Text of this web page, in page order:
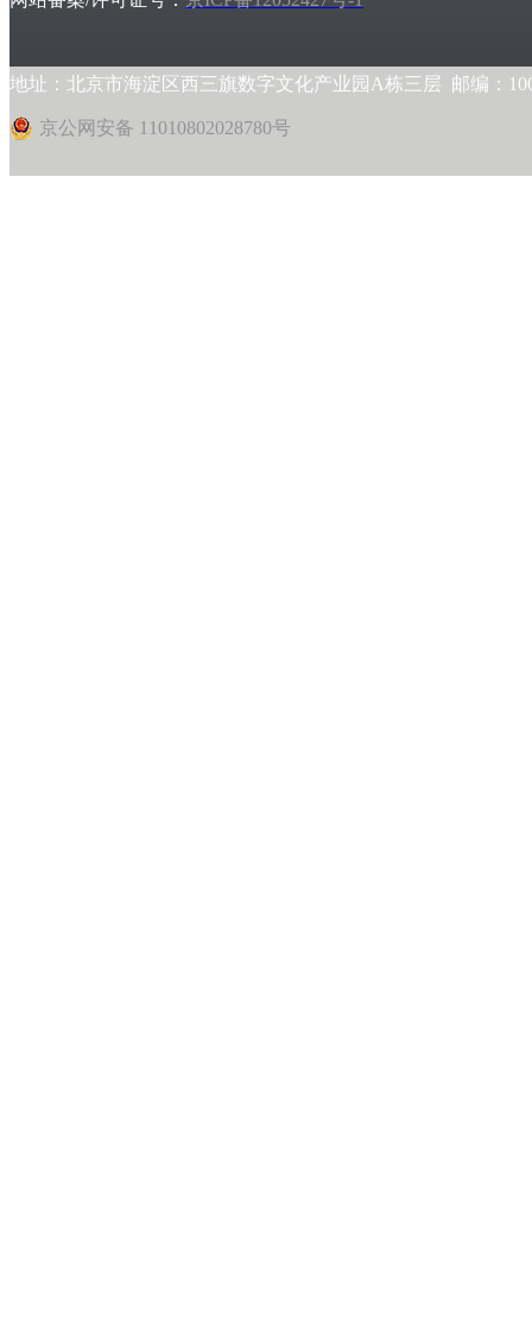
地址：北京市海淀区西三旗数字文化产业园A栋三层 邮编：
京公网安备 11010802028780号